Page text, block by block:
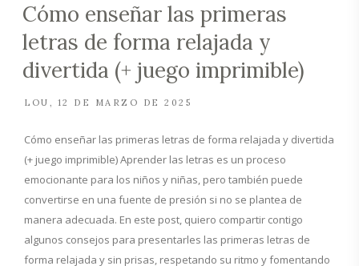
Cómo enseñar las primeras
letras de forma relajada y
divertida (+ juego imprimible)
LOU 12 DE MARZO DE 2025
Cómo enseñar las primeras letras de forma relajada y divertida
(+ juego imprimible) Aprender las letras es un proceso
emocionante para los niños y niñas, pero también puede
convertirse en una fuente de presión si no se plantea de
manera adecuada. En este post, quiero compartir contigo
algunos consejos para presentarles las primeras letras de
forma relajada y sin prisas, respetando su ritmo y fomentando